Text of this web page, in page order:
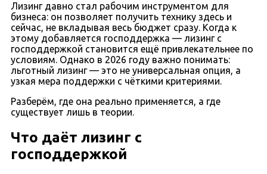
Лизинг давно стал рабочим инструментом для
бизнеса: он позволяет получить технику здесь и
сейчас, не вкладывая весь бюджет сразу. Когда к
этому добавляется господдержка — лизинг с
господдержкой становится ещё привлекательнее по
условиям. Однако в 2026 году важно понимать:
льготный лизинг — это не универсальная опция, а
узкая мера поддержки с чёткими критериями.
Разберём, где она реально применяется, а где
существует лишь в теории.
Что даёт лизинг с
господдержкой